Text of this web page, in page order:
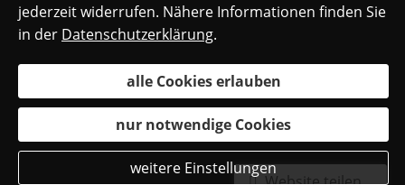
jederzeit widerrufen. Nähere Informationen finden Sie
in der Datenschutzerklärung.
alle Cookies erlauben
nur notwendige Cookies
weitere Einstellungen